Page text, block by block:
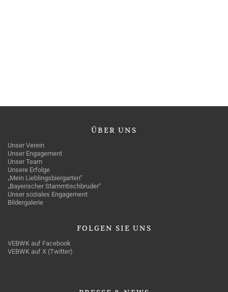
ÜBER UNS
Unser Verein
Unser Engagement
Unser Team
Unsere Erfolge
„Mein Lieblingsbiergarten“
„Bayerischer Stammtischbruder“
Unser soziales Engagement
Bildergalerie
FOLGEN SIE UNS
VEBWK auf Facebook
VEBWK auf X (Twitter)